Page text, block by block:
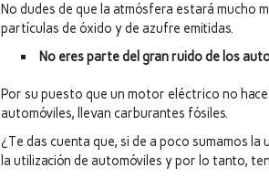
No dudes de que la atmósfera estará mucho
partículas de óxido y de azufre emitidas.
No eres parte del gran ruido de los
Por su puesto que un motor eléctrico no
automóviles, llevan carburantes fósiles.
¿Te das cuenta que, si de a poco sumamos
la utilización de automóviles y por lo tanto,